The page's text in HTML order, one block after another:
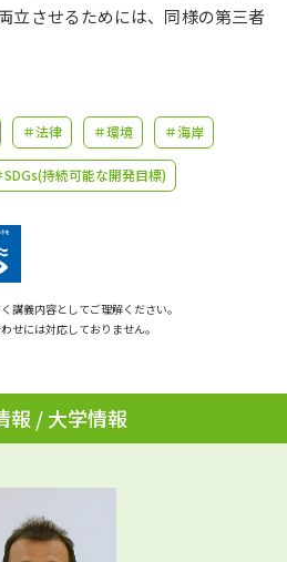
夢ナビライブ
ーサポート
受付内容・発送状況の確認
テレメール進学カタログ
訂正のご案内
立させるためには、同様の第三者
＃法律 ＃環境 ＃海岸
SDGs(持続可能な開発目標)
講義内容としてご理解ください。
せには対応しておりません。
報 / 大学情報